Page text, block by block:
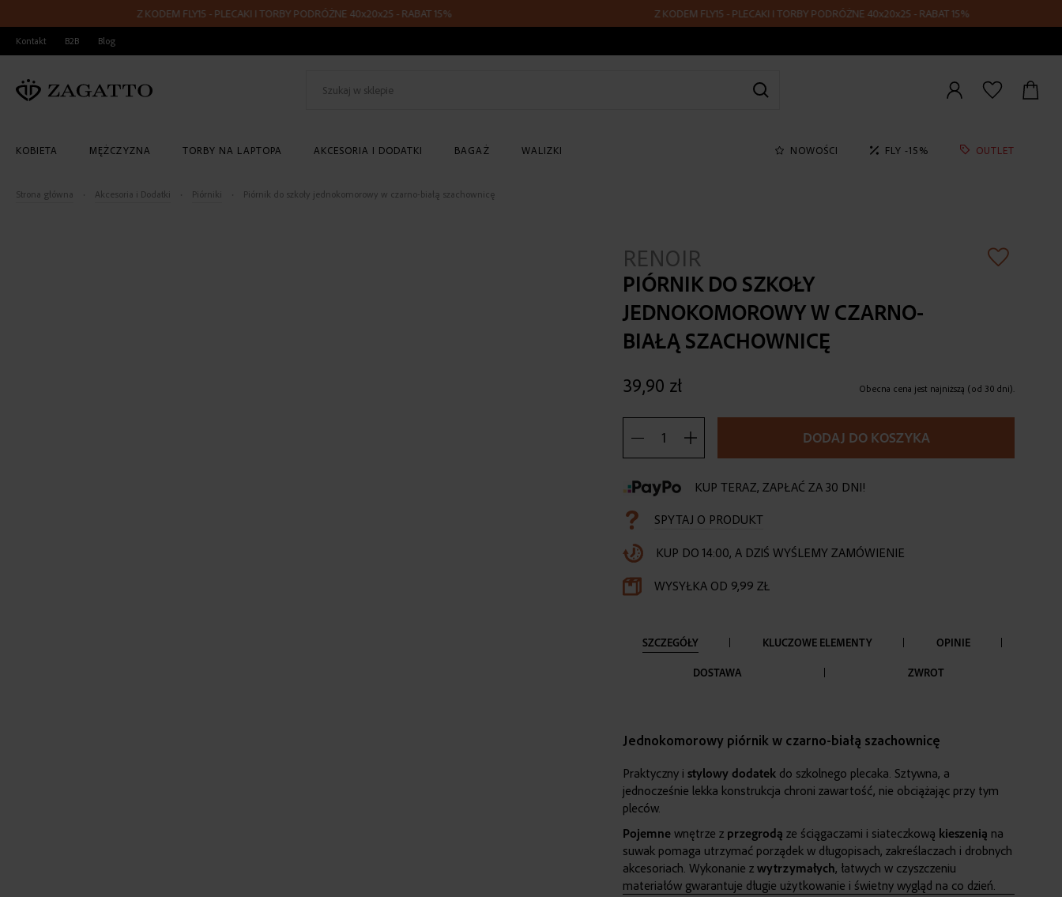
Z KODEM FLY15 - PLECAKI I TORBY PODRÓŻNE 40x20x25 - RABAT 15% Z KODEM FLY15 - PLECAKI I TORBY PODRÓŻNE 40x20x25 - RABAT 15%
PRZEJDŹ
DO
Kontakt B2B Blog
KOBIETA MĘŻCZYZNA TORBY NA LAPTOPA AKCESORIA I DODATKI BAGAŻ WALIZKI NOWOŚCI FLY -15% OUTLET
Strona główna Akcesoria i Dodatki Piórniki Piórnik do szkoły jednokomorowy w czarno-białą szachownicę
RENOIR
PIÓRNIK DO SZKOŁY
JEDNOKOMOROWY W CZARNO-
BIAŁĄ SZACHOWNICĘ
Obecna cena jest najniższą (od 30 dni).
39,90 zł
DODAJ DO KOSZYKA
KUP TERAZ, ZAPŁAĆ ZA 30 DNI!
SPYTAJ O PRODUKT
KUP DO 14:00, A DZIŚ WYŚLEMY ZAMÓWIENIE
WYSYŁKA OD 9,99 ZŁ
SZCZEGÓŁY KLUCZOWE ELEMENTY OPINIE
DOSTAWA ZWROT
Jednokomorowy piórnik w czarno-białą szachownicę
Praktyczny i stylowy dodatek do szkolnego plecaka. Sztywna, a
jednocześnie lekka konstrukcja chroni zawartość, nie obciążając przy tym
pleców.
Pojemne wnętrze z przegrodą ze ściągaczami i siateczkową kieszenią na
suwak pomaga utrzymać porządek w długopisach, zakreślaczach i drobnych
akcesoriach. Wykonanie z wytrzymałych, łatwych w czyszczeniu
materiałów gwarantuje długie użytkowanie i świetny wygląd na co dzień.